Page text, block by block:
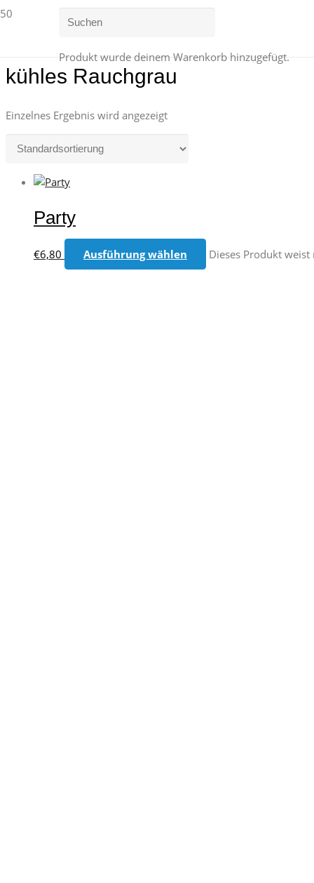
Produkt wurde deinem Warenkorb hinzugefügt.
kühles Rauchgrau
Einzelnes Ergebnis wird angezeigt
Party
€6,80 Ausführung wählen Dieses Produkt